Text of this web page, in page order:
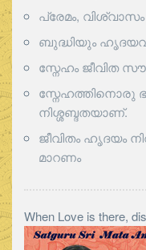
പ്രേമം,
ബുദ്ധിയും
സ്നേഹം ജീവിത
സ്നേഹത്തിനൊരു
നിശ്ശബ്ദതയാണ്.
ജീവിതം ഹൃദയം
മാറണം
When Love is there,